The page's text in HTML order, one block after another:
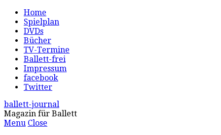
Home
Spielplan
DVDs
Bücher
TV-Termine
Ballett-frei
Impressum
facebook
Twitter
ballett-journal
Magazin für Ballett
Menu Close